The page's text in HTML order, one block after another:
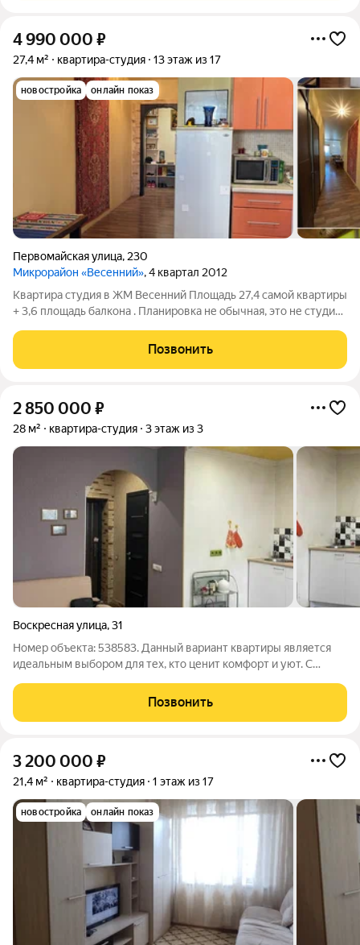
4 990 000 ₽
27,4 м² квартира-студия 13 этаж из 17
новостройка онлайн показ
Первомайская улица, 230
Микрорайон «Весенний», 4 квартал 2012
Квартира студия в ЖМ Весенний Площадь 27,4 самой квартиры
+ 3,6 площадь балкона . Планировка не обычная, это не студия
размещена гардеробная с системой хранения. мы не занимаем
квартиру
Позвонить
2 850 000 ₽
28 м² квартира-студия 3 этаж из 3
Воскресная улица,31
Номер объекта: 538583. Данный вариант квартиры является
идеальным выбором для тех, кто ценит комфорт и уют. С
студия расположена на 3 этаже 3-этажного дома, что делает
ее очень экономичным
Позвонить
3 200 000 ₽
21,4 м² квартира-студия 1 этаж из 17
новостройка онлайн показ